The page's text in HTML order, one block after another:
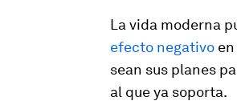
La vida moderna
efecto negativo
sean sus planes
al que ya soporta.